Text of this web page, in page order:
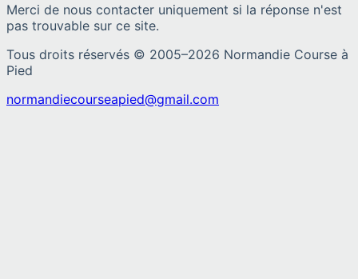
Merci de nous contacter uniquement si la réponse n'est
pas trouvable sur ce site.
Tous droits réservés © 2005–2026 Normandie Course à
Pied
normandiecourseapied@gmail.com